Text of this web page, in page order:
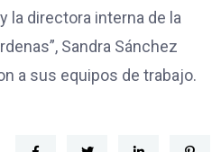
la directora interna de la
Sandra Sánchez
a sus equipos de trabajo.